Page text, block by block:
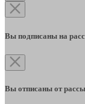
Вы подписаны на
Вы отписаны от